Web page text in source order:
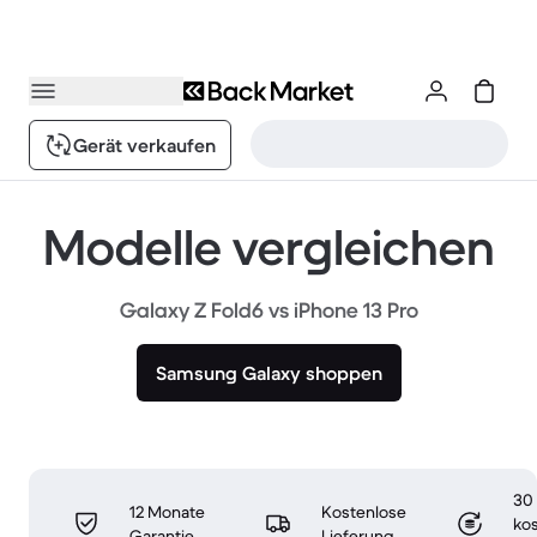
Gerät verkaufen
Modelle vergleichen
Galaxy Z Fold6 vs iPhone 13 Pro
Samsung Galaxy shoppen
12 Monate
Kostenlose
30